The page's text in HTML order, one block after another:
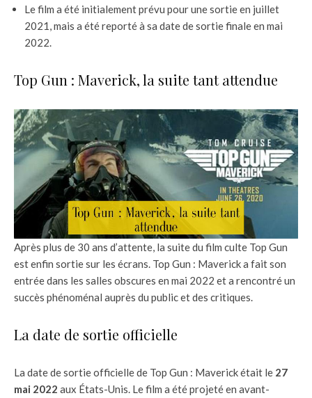
Le film a été initialement prévu pour une sortie en juillet
2021, mais a été reporté à sa date de sortie finale en mai
2022.
Top Gun : Maverick, la suite tant attendue
Après plus de 30 ans d’attente, la suite du film culte Top Gun
est enfin sortie sur les écrans. Top Gun : Maverick a fait son
entrée dans les salles obscures en mai 2022 et a rencontré un
succès phénoménal auprès du public et des critiques.
La date de sortie officielle
La date de sortie officielle de Top Gun : Maverick était le 27
mai 2022 aux États-Unis. Le film a été projeté en avant-